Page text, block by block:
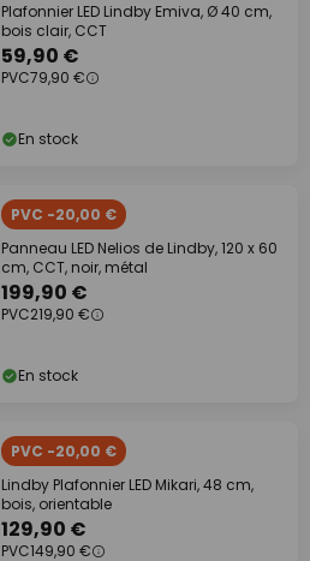
Plafonnier LED Lindby Emiva, Ø 40 cm,
bois clair, CCT
59,90 €
PVC79,90 €
En stock
PVC -20,00 €
Panneau LED Nelios de Lindby, 120 x 60
cm, CCT, noir, métal
199,90 €
PVC219,90 €
En stock
PVC -20,00 €
Lindby Plafonnier LED Mikari, 48 cm,
bois, orientable
129,90 €
PVC149,90 €